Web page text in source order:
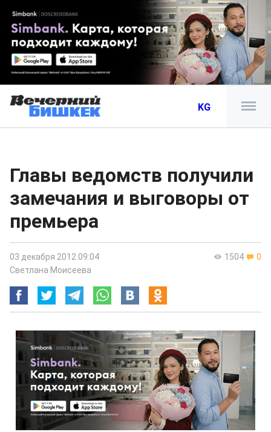
KG
Главы ведомств получили
замечания и выговоры от
премьера
1504 0
03 декабря 2012 09:04
Светлана Моисеева